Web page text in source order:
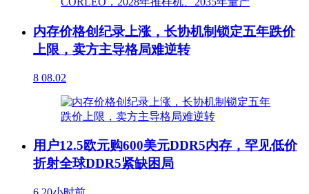
内存价格创纪录上涨，长协机制锁定五年跌价
上限，卖方主导格局难逆转
8 08.02
用户12.5欧元购600美元DDR5内存，罕见低价
折射全球DDR5紧缺困局